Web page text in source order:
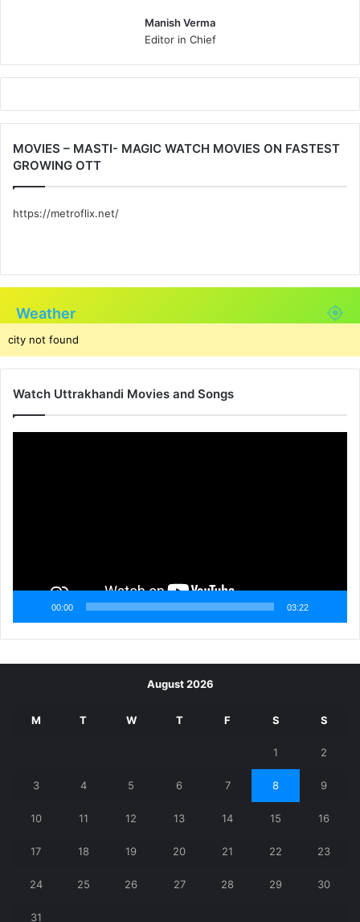
Manish Verma
Editor in Chief
MOVIES – MASTI- MAGIC WATCH MOVIES ON FASTEST
GROWING OTT
https://metroflix.net/
Weather
city not found
Watch Uttrakhandi Movies and Songs
00:00 03:22
August 2026
M T W T F S S
1 2
3 4 5 6 7 8 9
10 11 12 13 14 15 16
17 18 19 20 21 22 23
24 25 26 27 28 29 30
31